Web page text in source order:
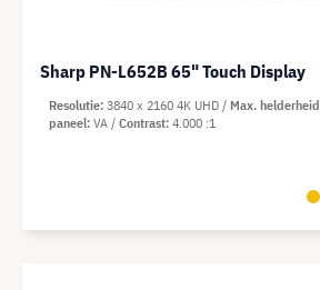
Sharp PN-L652B 65" Touch Display
Resolutie 3840 x 2160 4K UHD Max. helderheid
paneel VA Contrast 4.000 :1